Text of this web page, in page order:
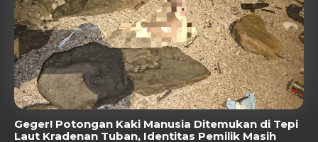
Geger! Potongan Kaki Manusia Ditemukan di Tepi
Laut Kradenan Tuban, Identitas Pemilik Masih